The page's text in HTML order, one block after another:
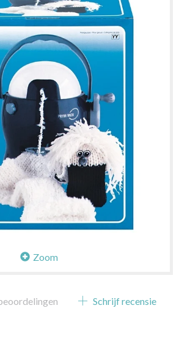
Zoom
Schrijf recensie